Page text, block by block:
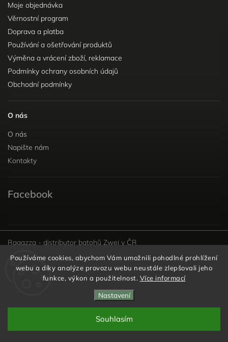
Používáme cookies, abychom Vám umožnili pohodlné prohlížení
webu a díky analýze provozu webu neustále zlepšovali jeho
funkce, výkon a použitelnost. Více informací
Nastavení
Souhlasím
Moje objednávka
Věrnostní program
Doprava a platba
Používání a ošetřování produktů
Výměna a vrácení zboží, reklamace
Podmínky ochrany osobních údajů
Obchodní podmínky
O nás
O nás
Napište nám
Kontakty
Facebook
Ragazza - distributor batohů Zwei v ČR
vyhrazena.